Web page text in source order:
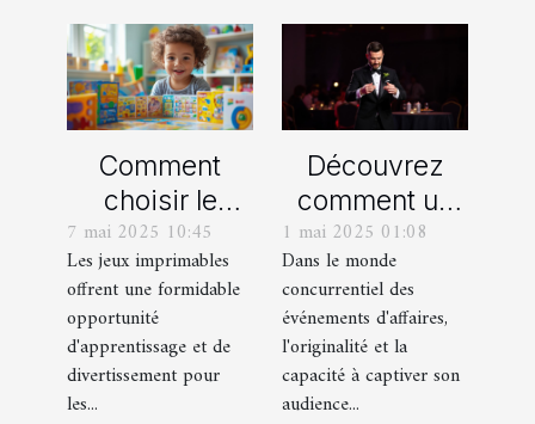
Comment
choisir le
meilleur jeu
imprimable
pour votre
enfant
7 mai 2025 10:45
Les jeux imprimables
offrent une formidable
opportunité
d'apprentissage et de
divertissement pour
les...
Découvrez
comment un
spectacle de
magie
transforme les
événements
professionnels
1 mai 2025 01:08
Dans le monde
concurrentiel des
événements d'affaires,
l'originalité et la
capacité à captiver son
audience...